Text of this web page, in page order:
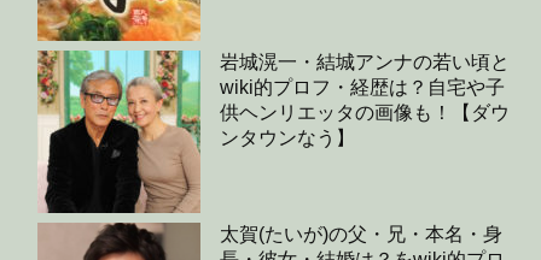
岩城滉一・結城アンナの若い頃と
wiki的プロフ・経歴は？自宅や子
供ヘンリエッタの画像も！【ダウ
ンタウンなう】
太賀(たいが)の父・兄・本名・身